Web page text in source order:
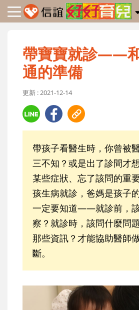
帶寶寶就診——
通的準備
更新 : 2021-12-14
帶孩子看醫生時，你曾被
三不知？或是出了診間才
某些症狀、忘了該問的重
孩生病就診，爸媽是孩子
一定要知道——就診前，
察？就診時，該問什麼問
那些資訊？才能協助醫師
斷。